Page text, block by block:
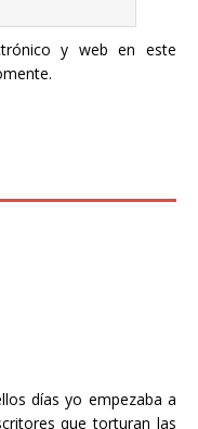
y web en este
días yo empezaba a
que torturan las